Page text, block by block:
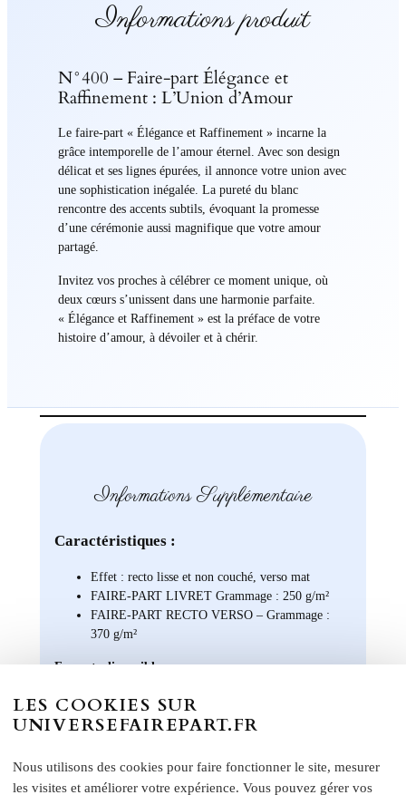
Informations produit
N°400 – Faire-part Élégance et
Raffinement : L’Union d’Amour
Le faire-part « Élégance et Raffinement » incarne la
grâce intemporelle de l’amour éternel. Avec son design
délicat et ses lignes épurées, il annonce votre union avec
une sophistication inégalée. La pureté du blanc
rencontre des accents subtils, évoquant la promesse
d’une cérémonie aussi magnifique que votre amour
partagé.
Invitez vos proches à célébrer ce moment unique, où
deux cœurs s’unissent dans une harmonie parfaite.
« Élégance et Raffinement » est la préface de votre
histoire d’amour, à dévoiler et à chérir.
Informations Supplémentaire
Caractéristiques :
Effet : recto lisse et non couché, verso mat
FAIRE-PART LIVRET Grammage : 250 g/m²
FAIRE-PART RECTO VERSO – Grammage :
370 g/m²
Formats disponibles :
(Fermé)
Format A6 portrait : 10,5 x 14 cm
LES COOKIES SUR
UNIVERSEFAIREPART.FR
Nous utilisons des cookies pour faire fonctionner le site, mesurer
les visites et améliorer votre expérience. Vous pouvez gérer vos